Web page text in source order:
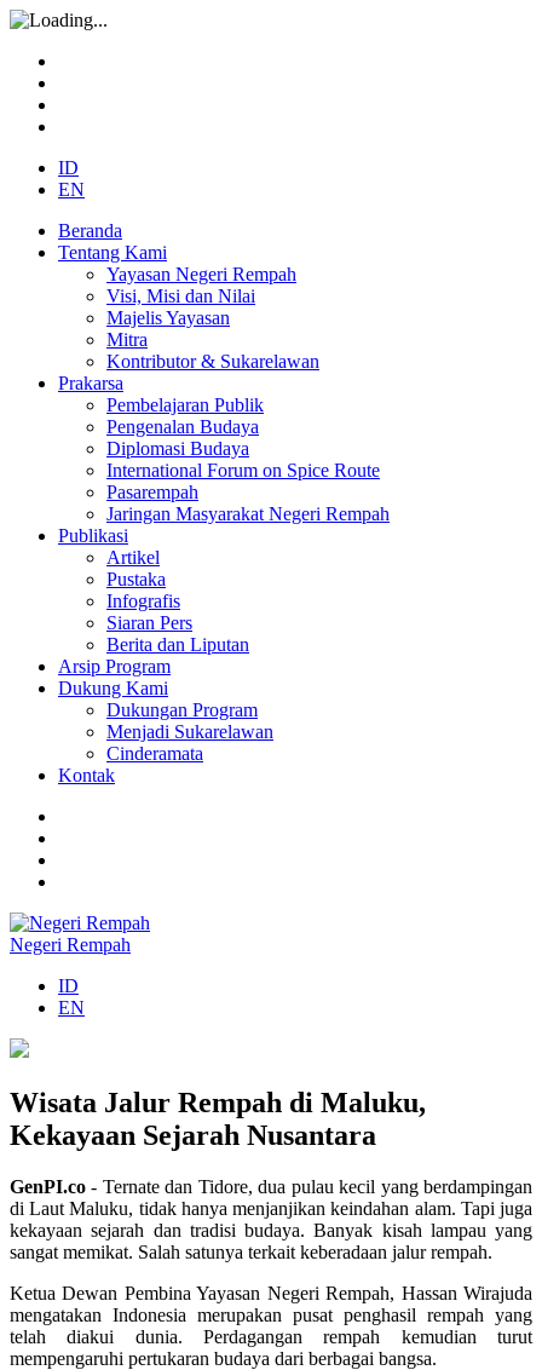
ID
EN
Beranda
Tentang Kami
Yayasan Negeri Rempah
Visi, Misi dan Nilai
Majelis Yayasan
Mitra
Kontributor & Sukarelawan
Prakarsa
Pembelajaran Publik
Pengenalan Budaya
Diplomasi Budaya
International Forum on Spice Route
Pasarempah
Jaringan Masyarakat Negeri Rempah
Publikasi
Artikel
Pustaka
Infografis
Siaran Pers
Berita dan Liputan
Arsip Program
Dukung Kami
Dukungan Program
Menjadi Sukarelawan
Cinderamata
Kontak
Negeri Rempah
ID
EN
Wisata Jalur Rempah di Maluku,
Kekayaan Sejarah Nusantara
GenPI.co - Ternate dan Tidore, dua pulau kecil yang berdampingan
di Laut Maluku, tidak hanya menjanjikan keindahan alam. Tapi juga
kekayaan sejarah dan tradisi budaya. Banyak kisah lampau yang
sangat memikat. Salah satunya terkait keberadaan jalur rempah.
Ketua Dewan Pembina Yayasan Negeri Rempah, Hassan Wirajuda
mengatakan Indonesia merupakan pusat penghasil rempah yang
telah diakui dunia. Perdagangan rempah kemudian turut
mempengaruhi pertukaran budaya dari berbagai bangsa.